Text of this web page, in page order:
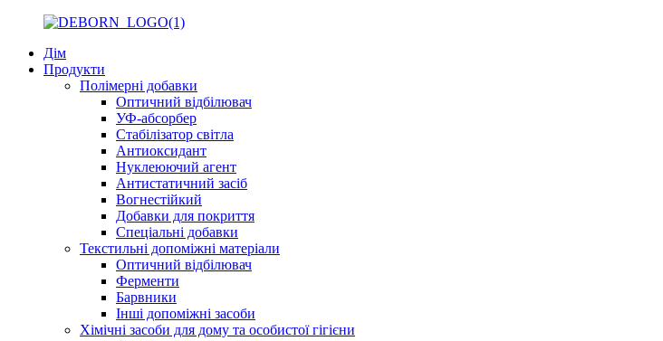
Дім
Продукти
Полімерні добавки
Оптичний відбілювач
УФ-абсорбер
Стабілізатор світла
Антиоксидант
Нуклеюючий агент
Антистатичний засіб
Вогнестійкий
Добавки для покриття
Спеціальні добавки
Текстильні допоміжні матеріали
Оптичний відбілювач
Ферменти
Барвники
Інші допоміжні засоби
Хімічні засоби для дому та особистої гігієни